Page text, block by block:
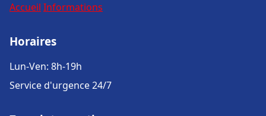
Accueil Informations
Horaires
Lun-Ven: 8h-19h
Service d'urgence 24/7